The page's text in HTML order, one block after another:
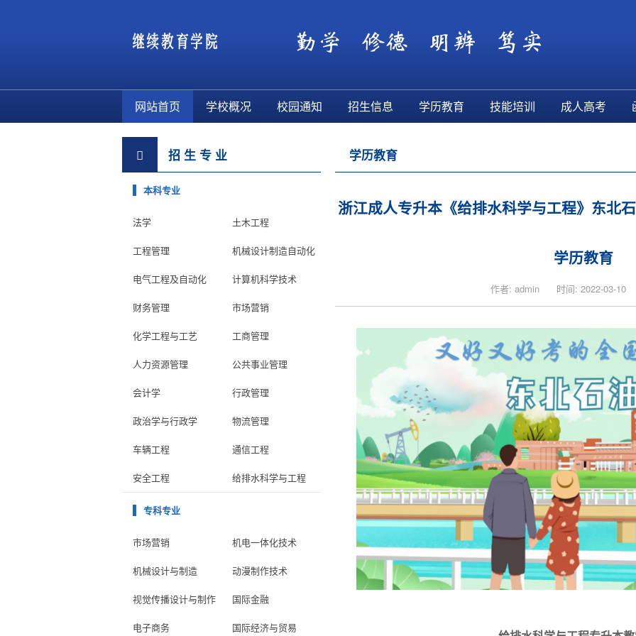
网站首页 学校概况 校园通知 招生信息 学历教育 技能培训 成人高考
招 生 专 业
本科专业
法学 土木工程
工程管理 机械设计制造自动化
电气工程及自动化 计算机科学技术
财务管理 市场营销
化学工程与工艺 工商管理
人力资源管理 公共事业管理
会计学 行政管理
政治学与行政学 物流管理
车辆工程 通信工程
安全工程 给排水科学与工程
专科专业
市场营销 机电一体化技术
机械设计与制造 动漫制作技术
视觉传播设计与制作 国际金融
电子商务 国际经济与贸易
学历教育
浙江成人专升本《给排水科学与工程》东北
学历教育
作者: admin 时间: 2022-03-10